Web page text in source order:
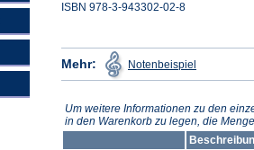
ISBN 978-3-943302-02-8
Mehr: Notenbeispiel in
einem
Tab)
Um weitere Informationen zu den
in den Warenkorb zu legen, die